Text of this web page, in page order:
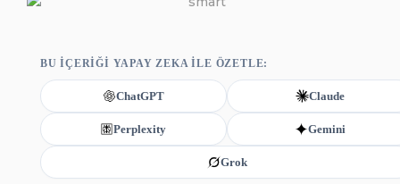
BU IÇERIĞI YAPAY ZEKA ILE ÖZETLE:
ChatGPT Claude
Perplexity Gemini
Grok